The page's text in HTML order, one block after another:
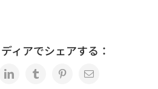
ィアでシェアする：
LinkedInTumblrPinterest
電